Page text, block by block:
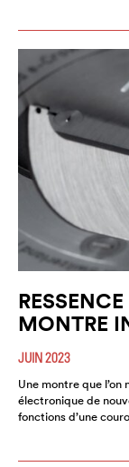
MONTRE
JUIN 2023
Une montre que
électronique de
fonctions d’une